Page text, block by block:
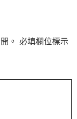
。 必填欄位標示